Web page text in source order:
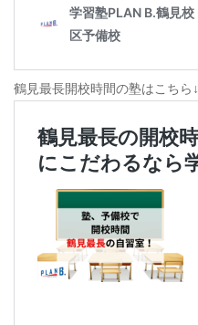
鶴見最長開校時間の塾はこちら↓